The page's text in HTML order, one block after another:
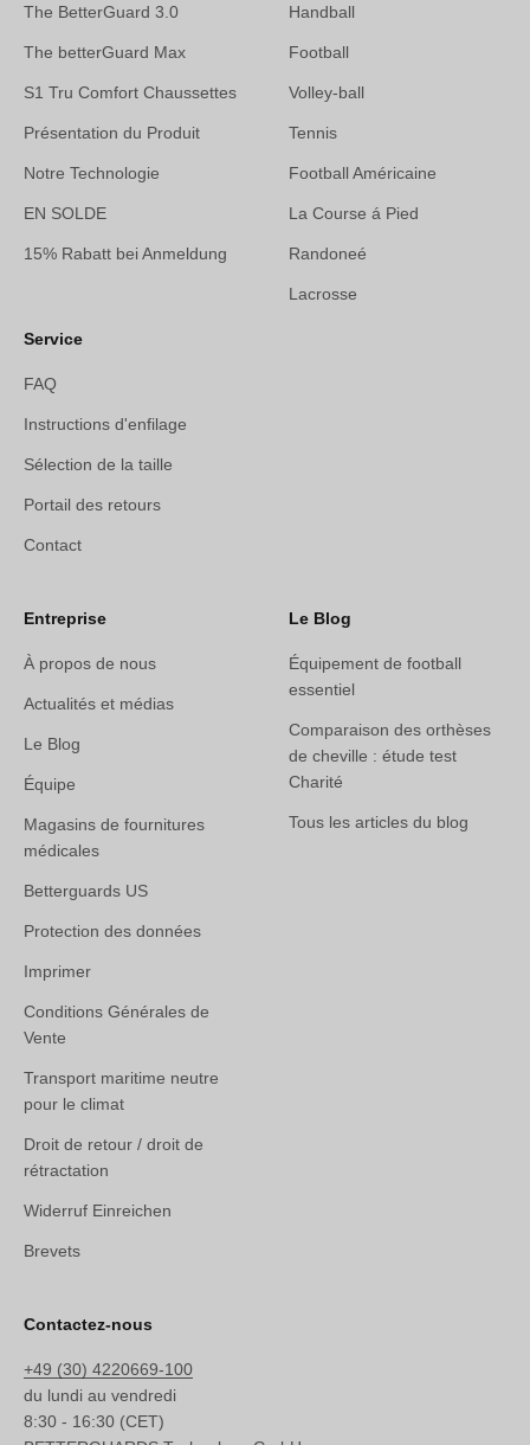
The BetterGuard 3.0
The betterGuard Max
S1 Tru Comfort Chaussettes
Présentation du Produit
Notre Technologie
EN SOLDE
15% Rabatt bei Anmeldung
Service
FAQ
Instructions d'enfilage
Sélection de la taille
Portail des retours
Contact
Handball
Football
Volley-ball
Tennis
Football Américaine
La Course á Pied
Randoneé
Lacrosse
Entreprise
À propos de nous
Actualités et médias
Le Blog
Équipe
Magasins de fournitures
médicales
Betterguards US
Protection des données
Imprimer
Conditions Générales de
Vente
Transport maritime neutre
pour le climat
Droit de retour / droit de
rétractation
Widerruf Einreichen
Brevets
Le Blog
Équipement de football
essentiel
Comparaison des orthèses
de cheville : étude test
Charité
Tous les articles du blog
Contactez-nous
+49 (30) 4220669-100
du lundi au vendredi
8:30 - 16:30 (CET)